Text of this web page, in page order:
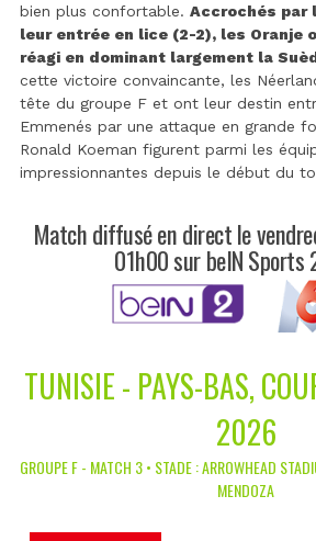
bien plus confortable. Accrochés par
leur entrée en lice (2-2), les Oranje
réagi en dominant largement la
cette victoire convaincante, les
tête du groupe F et ont leur destin
Emmenés par une attaque en grande
Ronald Koeman figurent parmi les
impressionnantes depuis le début du
Match diffusé en direct le
01h00 sur beIN Sports
TUNISIE - PAYS-BAS,
2026
GROUPE F - MATCH 3 • STADE : ARROWHEAD
MENDOZA